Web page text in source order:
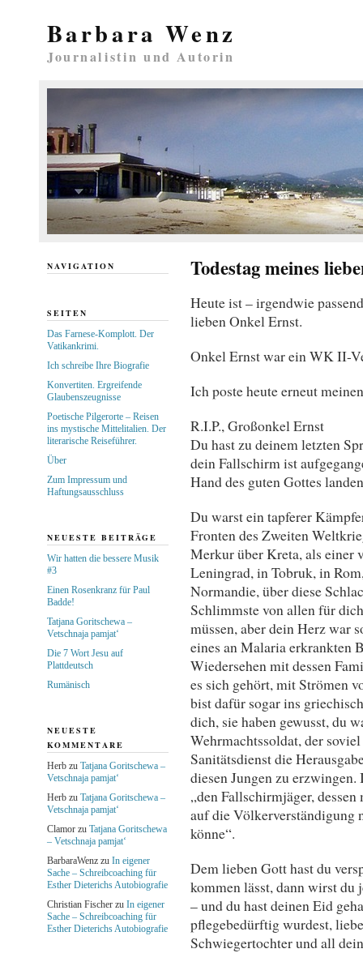
Barbara Wenz
Journalistin und Autorin
Todestag meines
Heute ist – irgendwie
lieben Onkel Ernst.
Onkel Ernst war ein WK II-
Ich poste heute erneut
R.I.P., Großonkel Ernst
Du hast zu deinem letzten
dein Fallschirm ist
Hand des guten Gottes
Du warst ein tapferer
Fronten des Zweiten
Merkur über Kreta, als einer
Leningrad, in Tobruk, in
Normandie, über diese
Schlimmste von allen für
müssen, aber dein Herz war
eines an Malaria erkrankten
Wiedersehen mit dessen
es sich gehört, mit Strömen
bist dafür sogar ins
dich, sie haben gewusst, du
Wehrmachtssoldat, der
Sanitätsdienst die
diesen Jungen zu
„den Fallschirmjäger,
auf die Völkerverständigung
könne“.
Dem lieben Gott hast du
kommen lässt, dann wirst du
– und du hast deinen Eid
pflegebedürftig wurdest,
Schwiegertochter und all
NAVIGATION
SEITEN
Das Farnese-Komplott. Der
Vatikankrimi.
Ich schreibe Ihre Biografie
Konvertiten. Ergreifende
Glaubenszeugnisse
Poetische Pilgerorte – Reisen
ins mystische Mittelitalien. Der
literarische Reiseführer.
Über
Zum Impressum und
Haftungsausschluss
NEUESTE BEITRÄGE
Wir hatten die bessere Musik
#3
Einen Rosenkranz für Paul
Badde!
Tatjana Goritschewa –
Vetschnaja pamjat‘
Die 7 Wort Jesu auf
Plattdeutsch
Rumänisch
NEUESTE
KOMMENTARE
Herbzu Tatjana Goritschewa –
Vetschnaja pamjat‘
Herbzu Tatjana Goritschewa –
Vetschnaja pamjat‘
Clamorzu Tatjana Goritschewa
– Vetschnaja pamjat‘
BarbaraWenzzu In eigener
Sache – Schreibcoaching für
Esther Dieterichs Autobiografie
Christian Fischerzu In eigener
Sache – Schreibcoaching für
Esther Dieterichs Autobiografie